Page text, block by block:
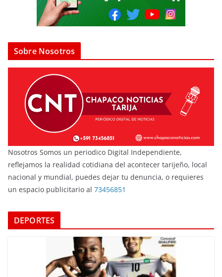
Sobre Nosotros
Nosotros Somos un periodico Digital Independiente,
reflejamos la realidad cotidiana del acontecer tarijeño, local
nacional y mundial, puedes dejar tu denuncia, o requieres
un espacio publicitario al 73456851
DEPORTES